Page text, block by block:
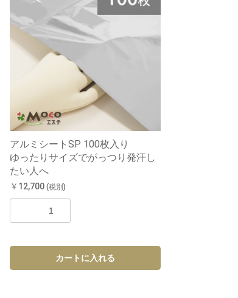
アルミシートSP 100枚入り
ゆったりサイズでがっつり発汗し
たい人へ
￥12,700 (税別)
カートに入れる